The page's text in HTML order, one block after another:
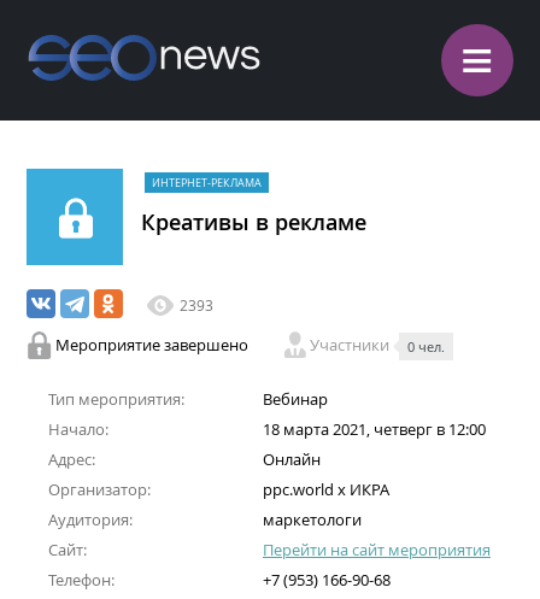
≡
ИНТЕРНЕТ-РЕКЛАМА
Креативы в рекламе
2393
Мероприятие завершено Участники 0 чел.
Тип мероприятия:
Вебинар
Начало:
18 марта 2021, четверг в 12:00
Адрес:
Онлайн
Организатор:
ppc.world x ИКРА
Аудитория:
маркетологи
Сайт:
Перейти на сайт мероприятия
Телефон:
+7 (953) 166-90-68